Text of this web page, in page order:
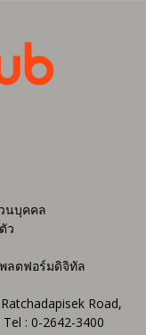
นบุคคล
ว
ลตฟอร์มดิจิทัล
Road,
: 0-2642-3400